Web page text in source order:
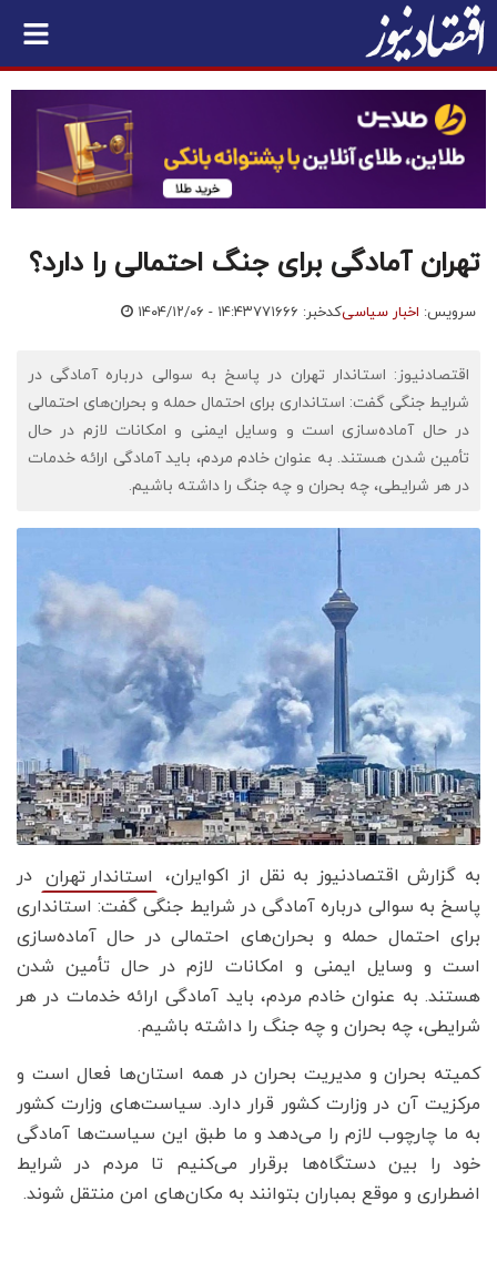
تهران آمادگی برای جنگ احتمالی را دارد؟
سرویس: اخبار سیاسیکدخبر: ۷۷۱۶۶۶ ۱۴۰۴/۱۲/۰۶ - ۱۴:۴۳
اقتصادنیوز: استاندار تهران در پاسخ به سوالی درباره آمادگی در
شرایط جنگی گفت: استانداری برای احتمال حمله و بحران‌های احتمالی
در حال آماده‌سازی است و وسایل ایمنی و امکانات لازم در حال
تأمین شدن هستند. به عنوان خادم مردم، باید آمادگی ارائه خدمات
در هر شرایطی، چه بحران و چه جنگ را داشته باشیم.
به گزارش اقتصادنیوز به نقل از اکوایران، استاندار تهران در
پاسخ به سوالی درباره آمادگی در شرایط جنگی گفت: استانداری
برای احتمال حمله و بحران‌های احتمالی در حال آماده‌سازی
است و وسایل ایمنی و امکانات لازم در حال تأمین شدن
هستند. به عنوان خادم مردم، باید آمادگی ارائه خدمات در هر
شرایطی، چه بحران و چه جنگ را داشته باشیم.
کمیته بحران و مدیریت بحران در همه استان‌ها فعال است و
مرکزیت آن در وزارت کشور قرار دارد. سیاست‌های وزارت کشور
به ما چارچوب لازم را می‌دهد و ما طبق این سیاست‌ها آمادگی
خود را بین دستگاه‌ها برقرار می‌کنیم تا مردم در شرایط
اضطراری و موقع بمباران بتوانند به مکان‌های امن منتقل شوند.